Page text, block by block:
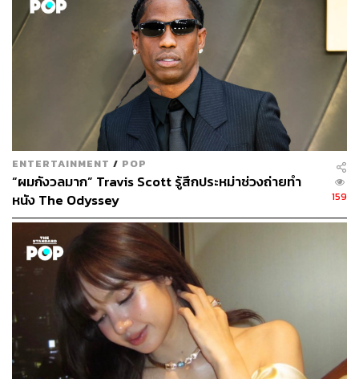
ENTERTAINMENT / POP
“ผมกังวลมาก” Travis Scott รู้สึกประหม่าช่วงถ่ายทำ
หนัง The Odyssey
159